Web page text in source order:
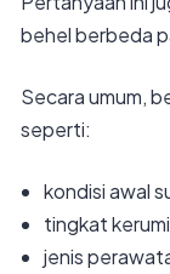
behel berbeda
Secara umum,
seperti:
kondisi awal
tingkat
jenis